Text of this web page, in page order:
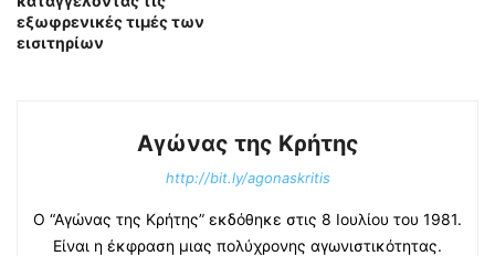
εξωφρενικές τιμές των
εισιτηρίων
Αγώνας της Κρήτης
http://bit.ly/agonaskritis
Ο “Αγώνας της Κρήτης” εκδόθηκε στις 8 Ιουλίου του 1981.
Είναι η έκφραση μιας πολύχρονης αγωνιστικότητας.